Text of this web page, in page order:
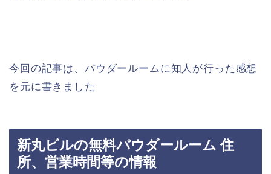
今回の記事は、パウダールームに知人が行った感想
を元に書きました
新丸ビルの無料パウダールーム 住
所、営業時間等の情報